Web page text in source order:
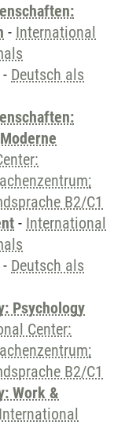
- International
- Deutsch als
B2/C1
- International
- Deutsch als
Psychology
Center:
B2/C1
Work &
International